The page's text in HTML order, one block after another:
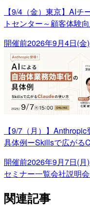
【9/4（金）東京】AI
トセンター～顧客体験
開催前2026年9月4日(金
【9/7（月）】
具体例ーSkillsで広がる
開催前2026年9月7日(月
セミナー一覧会社説明
関連記事